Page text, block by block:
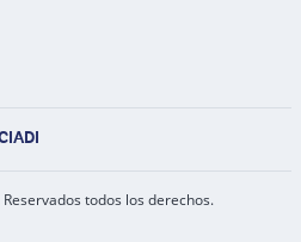
todos los derechos.